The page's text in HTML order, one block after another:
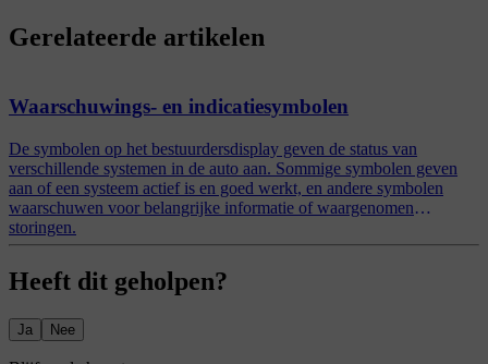
Gerelateerde artikelen
Waarschuwings- en indicatiesymbolen
De symbolen op het bestuurdersdisplay geven de status van
verschillende systemen in de auto aan. Sommige symbolen geven
aan of een systeem actief is en goed werkt, en andere symbolen
waarschuwen voor belangrijke informatie of waargenomen
storingen.
Heeft dit geholpen?
Ja Nee